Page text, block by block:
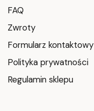
FAQ
Zwroty
Formularz kontaktowy
Polityka prywatności
Regulamin sklepu